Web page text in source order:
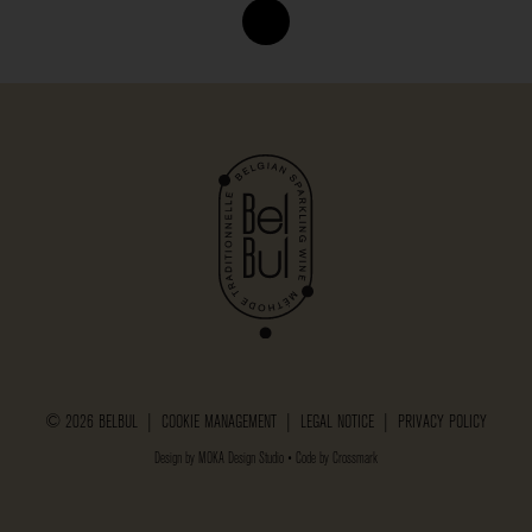
© 2026 BELBUL | COOKIE MANAGEMENT LEGAL NOTICE PRIVACY POLICY
Design by MOKA Design Studio • Code by Crossmark